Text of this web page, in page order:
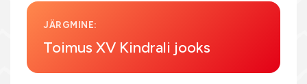
JÄRGMINE:
Toimus XV Kindrali jooks